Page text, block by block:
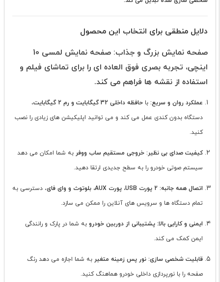
دلایل منطقی برای انتخاب این محصول
صفحه نمایش بزرگ و جذاب: صفحه نمایش لمسی 10
اینچی، تجربه بصری فوق العاده ای را برای تماشای فیلم و
استفاده از نقشه ها فراهم می کند.
عملکرد روان و سریع: با حافظه داخلی 32 گیگابایت و رم 2 گیگابایت
،
دستگاه بدون کندی عمل می کند و می توانید اپلیکیشن های زیادی را نصب
کنید.
کیفیت صدای بی نظیر: خروجی مستقیم ساب ووفر به شما امکان می دهد
سیستم صوتی خودرو را به سطح جدیدی ارتقا دهید.
اتصال همه جانبه: 2 پورت USB، پورت AUX، بلوتوث و وای فای
، دسترسی به
تمام دستگاه ها و سرویس های آنلاین را ممکن می سازد.
ایمنی و کارایی بالا: پشتیبانی از دوربین خودرو به شما در پارک و رانندگی
ایمن کمک می کند.
قابلیت شخصی سازی: نور پس زمینه متغیر به شما اجازه می دهد رنگ
صفحه را با نورپردازی داخلی خودرو هماهنگ کنید.